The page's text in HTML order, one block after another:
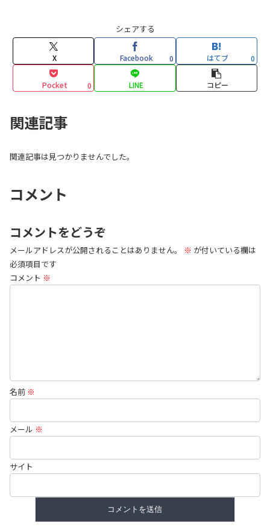
シェアする
X Facebook 0 はてブ 0
Pocket 0 LINE コピー
関連記事
関連記事は見つかりませんでした。
コメント
コメントをどうぞ
メールアドレスが公開されることはありません。 ※ が付いている欄は
必須項目です
コメント ※
名前 ※
メール ※
サイト